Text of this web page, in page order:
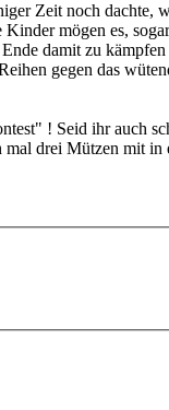
Zeit noch dachte,
mögen es,
damit zu
gegen das
! Seid ihr auch
drei Mützen mit